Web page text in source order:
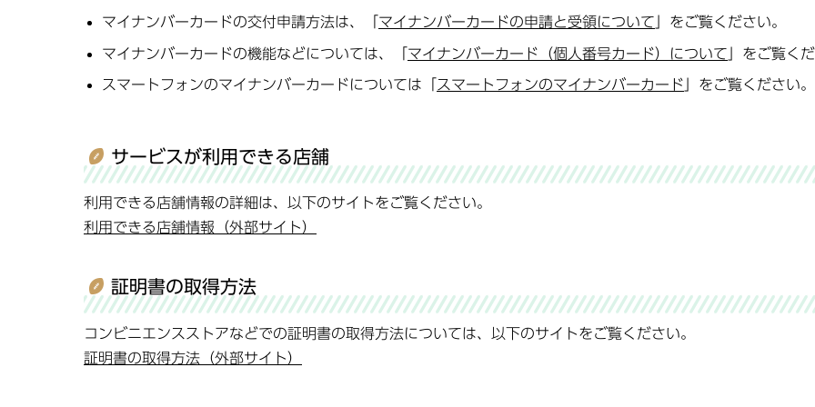
マイナンバーカードの交付申請方法は、「 マイナンバーカードの申請と受領について 」をご覧ください。
マイナンバーカードの機能などについては、「 マイナンバーカード（個人番号カード）について 」をご覧く
スマートフォンのマイナンバーカードについては「 スマートフォンのマイナンバーカード 」をご覧ください。
サービスが利用できる店舗
利用できる店舗情報の詳細は、以下のサイトをご覧ください。
利用できる店舗情報（外部サイト）
証明書の取得方法
コンビニエンスストアなどでの証明書の取得方法については、以下のサイトをご覧ください。
証明書の取得方法（外部サイト）